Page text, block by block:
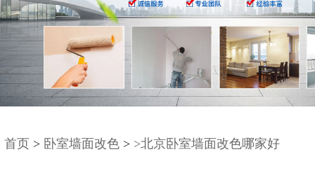
首页 > 卧室墙面改色 > >北京卧室墙面改色哪家好